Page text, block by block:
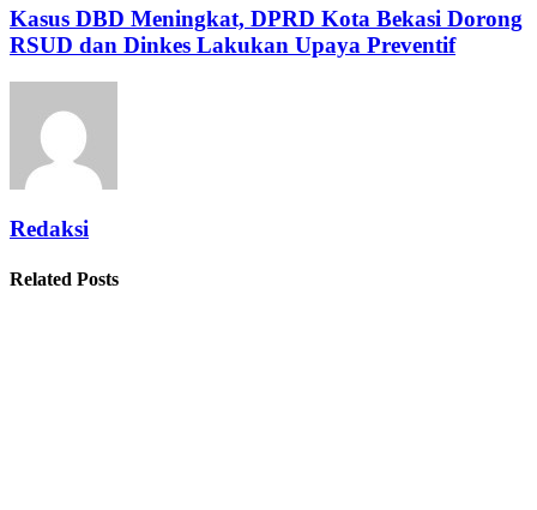
Kasus DBD Meningkat, DPRD Kota Bekasi Dorong
RSUD dan Dinkes Lakukan Upaya Preventif
Redaksi
Related Posts